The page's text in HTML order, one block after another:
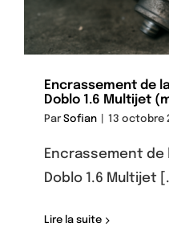
Encrassement de
Doblo 1.6 Multijet
ParSofian 13 octobre
Encrassement de
Doblo 1.6 Multijet
Lire la suite